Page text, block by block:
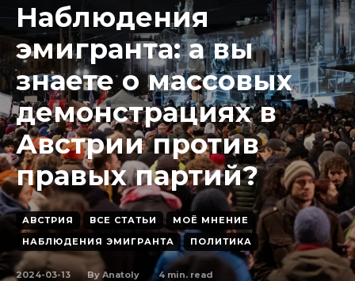
Наблюдения
эмигранта: а вы
знаете о массовых
демонстрациях в
Австрии против
правых партий?
АВСТРИЯ ВСЕ СТАТЬИ
МОЁ МНЕНИЕ
НАБЛЮДЕНИЯ ЭМИГРАНТА
ПОЛИТИКА
2024-03-13 By Anatoly 4 min. read